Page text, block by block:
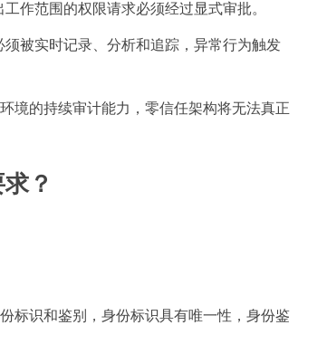
作范围的权限请求必须经过显式审批。
被实时记录、分析和追踪，异常行为触发
境的持续审计能力，零信任架构将无法真正
？
标识和鉴别，身份标识具有唯一性，身份鉴